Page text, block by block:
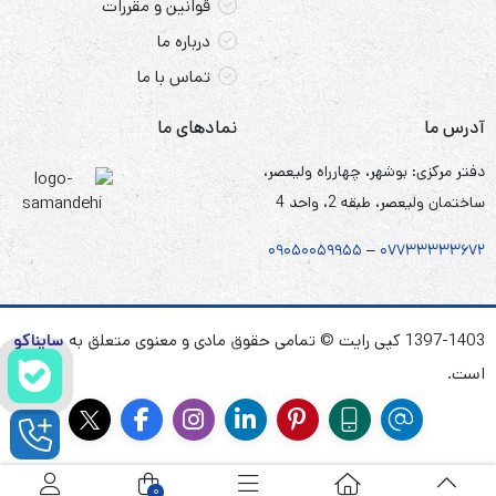
باتری ماشین شارژی
باتری ترازو
باتری اکو
باتری اسباب بازی
باتری تجهیزات پزشکی
باتری چراغ اضطراری
قوانین و مقررات
درباره ما
تماس با ما
آدرس ما
دفتر مرکزی: بوشهر، چهارراه ولیعصر،
ساختمان ولیعصر، طبقه 2، واحد 4
۰۷۷۳۳۳۳۳۶۷۲ – ۰۹۰۵۰۰۵۹۹۵۵
نمادهای ما
1397-1403 کپی رایت © تمامی حقوق مادی و معنوی متعلق به
سایناکو
است.
0